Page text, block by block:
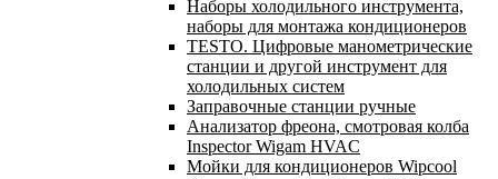
Наборы холодильного инструмента,
наборы для монтажа кондиционеров
TESTO. Цифровые манометрические
станции и другой инструмент для
холодильных систем
Заправочные станции ручные
Анализатор фреона, смотровая колба
Inspector Wigam HVAC
Мойки для кондиционеров Wipcool